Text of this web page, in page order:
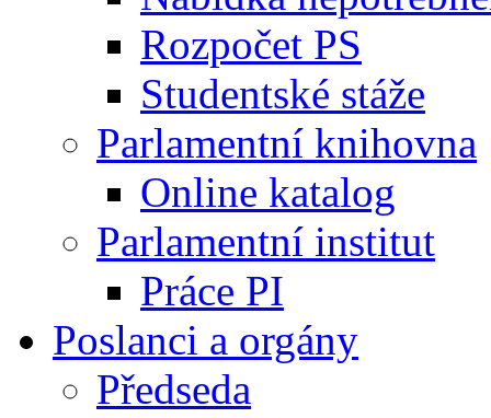
Rozpočet PS
Studentské stáže
Parlamentní knihovna
Online katalog
Parlamentní institut
Práce PI
Poslanci a orgány
Předseda